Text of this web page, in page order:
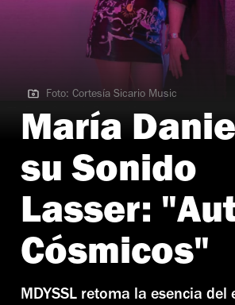
Foto: Cortesía Sicario Music
Foto: Cortesía Sicario Music
María
su Sonido
Lasser:
Cósmicos"
MDYSSL retoma la esencia del